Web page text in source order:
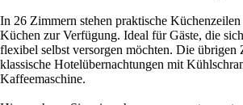
In 26 Zimmern stehen praktische Küchenzeilen
Küchen zur Verfügung. Ideal für Gäste, die
flexibel selbst versorgen möchten. Die übrigen
klassische Hotelübernachtungen mit
Kaffeemaschine.